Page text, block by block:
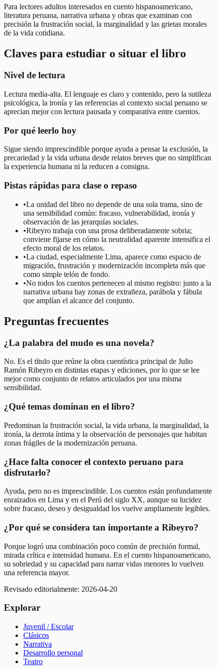
Para lectores adultos interesados en cuento hispanoamericano,
literatura peruana, narrativa urbana y obras que examinan con
precisión la frustración social, la marginalidad y las grietas morales
de la vida cotidiana.
Claves para estudiar o situar el libro
Nivel de lectura
Lectura media-alta. El lenguaje es claro y contenido, pero la sutileza
psicológica, la ironía y las referencias al contexto social peruano se
aprecian mejor con lectura pausada y comparativa entre cuentos.
Por qué leerlo hoy
Sigue siendo imprescindible porque ayuda a pensar la exclusión, la
precariedad y la vida urbana desde relatos breves que no simplifican
la experiencia humana ni la reducen a consigna.
Pistas rápidas para clase o repaso
•La unidad del libro no depende de una sola trama, sino de
una sensibilidad común: fracaso, vulnerabilidad, ironía y
observación de las jerarquías sociales.
•Ribeyro trabaja con una prosa deliberadamente sobria;
conviene fijarse en cómo la neutralidad aparente intensifica el
efecto moral de los relatos.
•La ciudad, especialmente Lima, aparece como espacio de
migración, frustración y modernización incompleta más que
como simple telón de fondo.
•No todos los cuentos pertenecen al mismo registro: junto a la
narrativa urbana hay zonas de extrañeza, parábola y fábula
que amplían el alcance del conjunto.
Preguntas frecuentes
¿La palabra del mudo es una novela?
No. Es el título que reúne la obra cuentística principal de Julio
Ramón Ribeyro en distintas etapas y ediciones, por lo que se lee
mejor como conjunto de relatos articulados por una misma
sensibilidad.
¿Qué temas dominan en el libro?
Predominan la frustración social, la vida urbana, la marginalidad, la
ironía, la derrota íntima y la observación de personajes que habitan
zonas frágiles de la modernización peruana.
¿Hace falta conocer el contexto peruano para
disfrutarlo?
Ayuda, pero no es imprescindible. Los cuentos están profundamente
enraizados en Lima y en el Perú del siglo XX, aunque su lucidez
sobre fracaso, deseo y desigualdad los vuelve ampliamente legibles.
¿Por qué se considera tan importante a Ribeyro?
Porque logró una combinación poco común de precisión formal,
mirada crítica e intensidad humana. En el cuento hispanoamericano,
su sobriedad y su capacidad para narrar vidas menores lo vuelven
una referencia mayor.
Revisado editorialmente: 2026-04-20
Explorar
Juvenil / Escolar
Clásicos
Narrativa
Desarrollo personal
Teatro